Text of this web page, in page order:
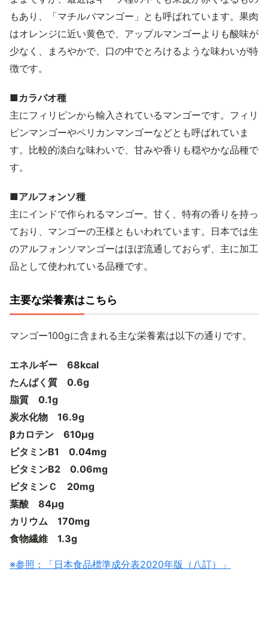
もあり、「マチルバマンゴー」とも呼ばれています。果肉
はオレンジに近い黄色で、アップルマンゴーよりも酸味が
少なく、まろやかで、口の中でとろけるような味わいが特
徴です。
■カラバオ種
主にフィリピンから輸入されているマンゴーです。フィリ
ピンマンゴーやペリカンマンゴーなどとも呼ばれていま
す。比較的淡白な味わいで、甘みや香りも穏やかな品種で
す。
■アルフォンソ種
主にインドで作られるマンゴー。甘く、特有の香りを持っ
ており、マンゴーの王様ともいわれています。日本では生
のアルフォンソマンゴーはほぼ流通しておらず、主に加工
品として使われている品種です。
主要な栄養素はこちら
マンゴー100gに含まれる主な栄養素は以下の通りです。
エネルギー 68kcal
たんぱく質 0.6g
脂質 0.1g
炭水化物 16.9g
βカロテン 610μg
ビタミンB1 0.04mg
ビタミンB2 0.06mg
ビタミンＣ 20mg
葉酸 84μg
カリウム 170mg
食物繊維 1.3g
※参照：「日本食品標準成分表2020年版（八訂）」